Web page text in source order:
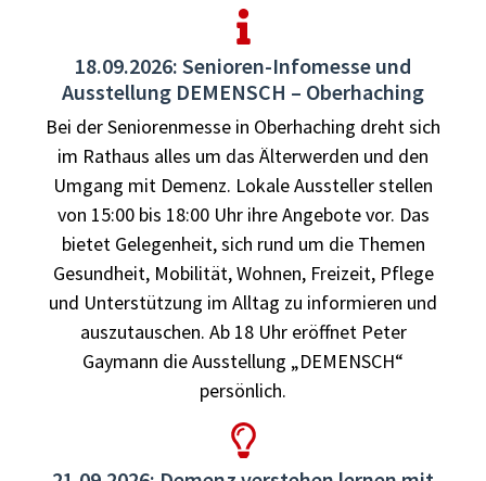
18.09.2026: Senioren-Infomesse und
Ausstellung DEMENSCH – Oberhaching
Bei der Seniorenmesse in Oberhaching dreht sich
im Rathaus alles um das Älterwerden und den
Umgang mit Demenz. Lokale Aussteller stellen
von 15:00 bis 18:00 Uhr ihre Angebote vor. Das
bietet Gelegenheit, sich rund um die Themen
Gesundheit, Mobilität, Wohnen, Freizeit, Pflege
und Unterstützung im Alltag zu informieren und
auszutauschen. Ab 18 Uhr eröffnet Peter
Gaymann die Ausstellung „DEMENSCH“
persönlich.